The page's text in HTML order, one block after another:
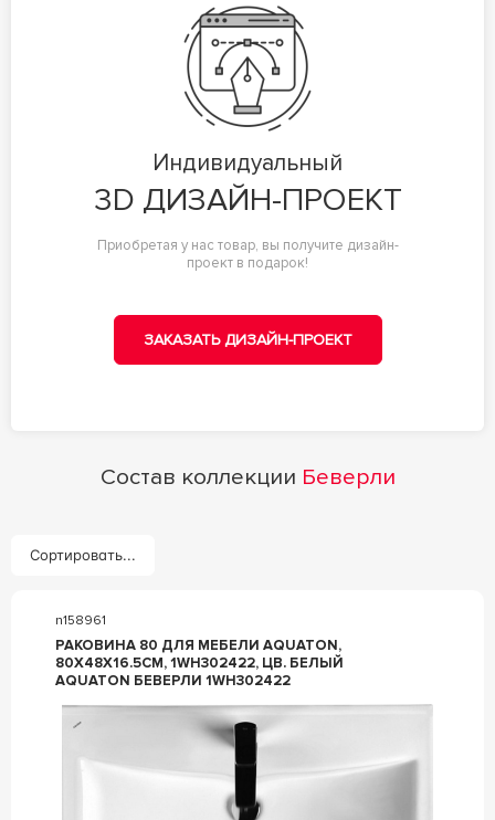
Индивидуальный
3D ДИЗАЙН-ПРОЕКТ
Приобретая у нас товар, вы получите дизайн-
проект в подарок!
ЗАКАЗАТЬ ДИЗАЙН-ПРОЕКТ
Состав коллекции Беверли
Сортировать...
n158961
РАКОВИНА 80 ДЛЯ МЕБЕЛИ AQUATON,
80X48Х16.5СМ, 1WH302422, ЦВ. БЕЛЫЙ
AQUATON БЕВЕРЛИ 1WH302422